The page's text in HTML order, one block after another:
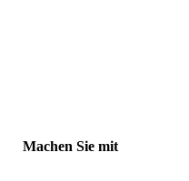
Machen Sie mit